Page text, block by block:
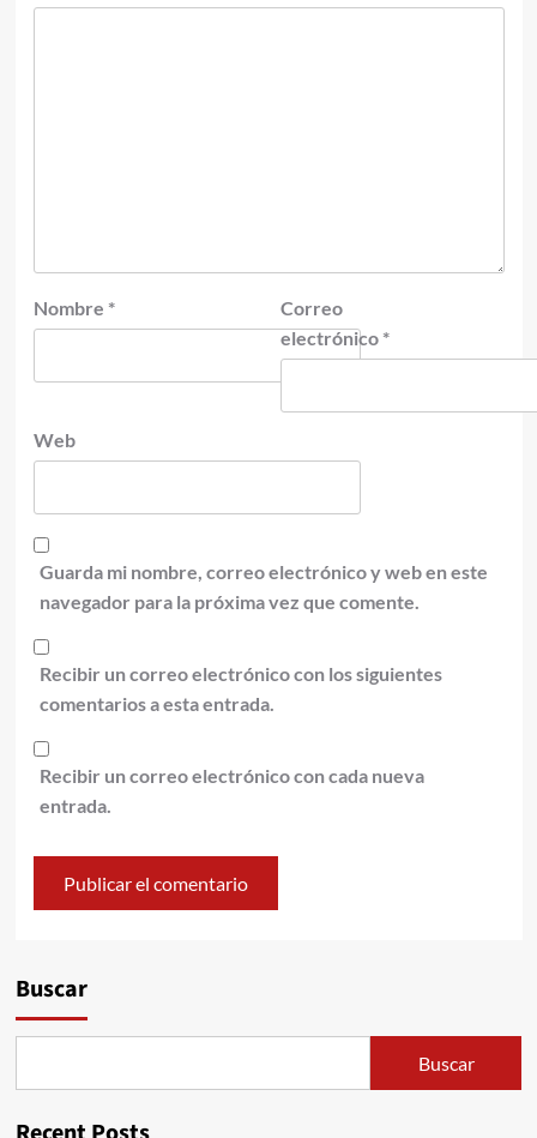
Nombre *
Correo
electrónico *
Web
Guarda mi nombre, correo electrónico y web en este
navegador para la próxima vez que comente.
Recibir un correo electrónico con los siguientes
comentarios a esta entrada.
Recibir un correo electrónico con cada nueva
entrada.
Buscar
Buscar